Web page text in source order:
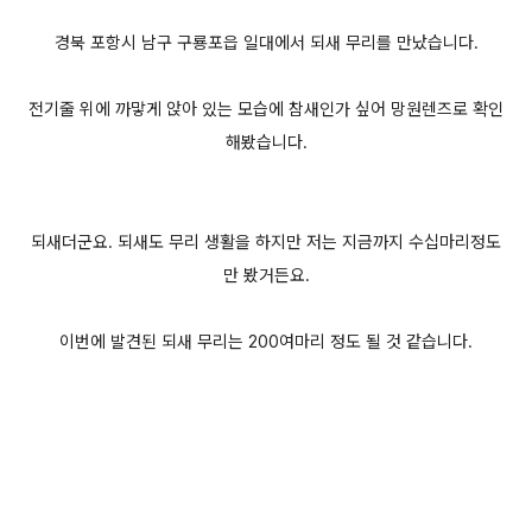
경북 포항시 남구 구룡포읍 일대에서 되새 무리를 만났습니다.
전기줄 위에 까맣게 앉아 있는 모습에 참새인가 싶어 망원렌즈로 확인
해봤습니다.
되새더군요. 되새도 무리 생활을 하지만 저는 지금까지 수십마리정도
만 봤거든요.
이번에 발견된 되새 무리는 200여마리 정도 될 것 같습니다.